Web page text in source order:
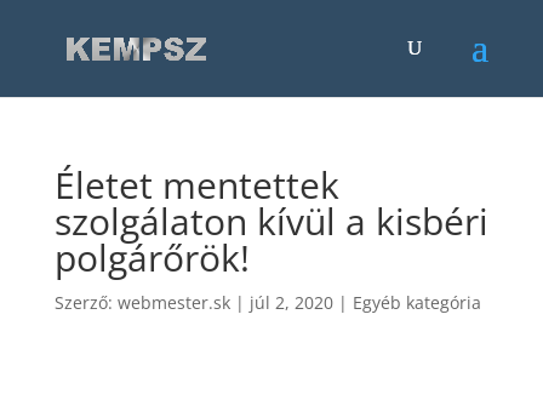
Életet mentettek
szolgálaton kívül a kisbéri
polgárőrök!
Szerző: webmester.sk| júl 2, 2020| Egyéb kategória